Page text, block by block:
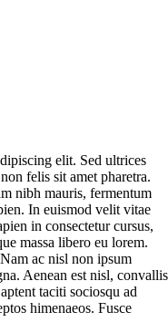
elit. Sed ultrices
felis sit amet pharetra.
nibh mauris, fermentum
In euismod velit vitae
in consectetur cursus,
massa libero eu lorem.
ac nisl non ipsum
Aenean est nisl, convallis
taciti sociosqu ad
himenaeos. Fusce